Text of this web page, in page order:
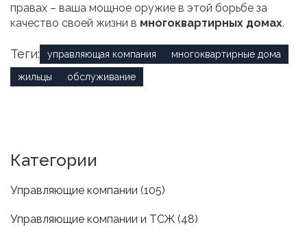
правах – ваша мощное оружие в этой борьбе за
качество своей жизни в многоквартирных домах.
Теги: управляющая компания многоквартирные дома
жильцы обслуживание
Категории
Управляющие компании (105)
Управляющие компании и ТСЖ (48)